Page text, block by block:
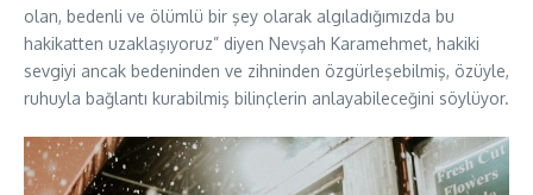
olan, bedenli ve ölümlü bir şey olarak algıladığımızda bu
hakikatten uzaklaşıyoruz” diyen Nevşah Karamehmet, hakiki
sevgiyi ancak bedeninden ve zihninden özgürleşebilmiş, özüyle,
ruhuyla bağlantı kurabilmiş bilinçlerin anlayabileceğini söylüyor.